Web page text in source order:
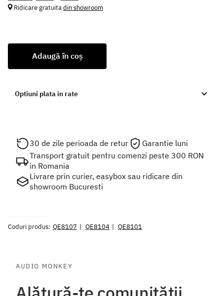
Ridicare gratuitadin showroom
Adaugă în coș
Optiuni plata in rate
30 de zile perioada de retur
Garantie luni
Transport gratuit pentru comenzi peste 300 RON
in Romania
Livrare prin curier, easybox sau ridicare din
showroom Bucuresti
Coduri produs: QE8107 QE8104 QE8101
AUDIO MONKEY